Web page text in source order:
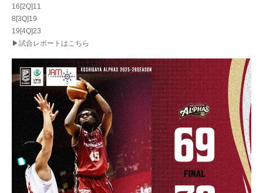
16[2Q]11
8[3Q]19
19[4Q]23
▶試合レポートはこちら